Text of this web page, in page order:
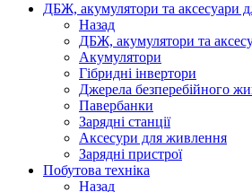
ДБЖ, акумулятори та аксесуари
Назад
ДБЖ, акумулятори та
Акумулятори
Гібридні інвертори
Джерела безперебійного
Павербанки
Зарядні станції
Аксесури для живлення
Зарядні пристрої
Побутова техніка
Назад